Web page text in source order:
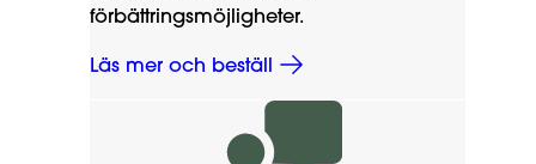
förbättringsmöjligheter.
Läs mer och beställ